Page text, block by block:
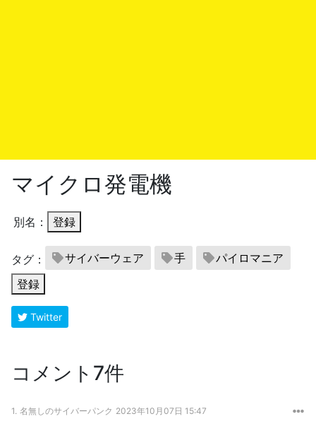
マイクロ発電機
別名： 登録
タグ： サイバーウェア 手
パイロマニア
登録
Twitter
コメント7件
1. 名無しのサイバーパンク 2023年10月07日 15:47